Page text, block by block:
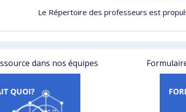
Le Répertoire des professeurs est
dans nos équipes